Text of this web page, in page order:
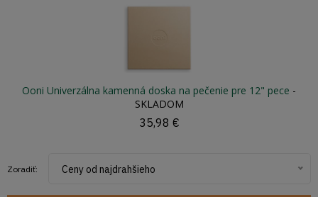
Ooni Univerzálna kamenná doska na pečenie pre 12" pece -
SKLADOM
35,98 €
Zoradiť: Ceny od najdrahšieho